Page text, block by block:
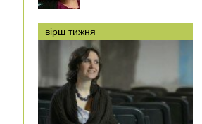
вірш тижня